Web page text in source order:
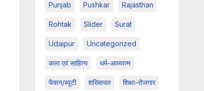
Punjab Pushkar Rajasthan
Rohtak Slider Surat
Udaipur Uncategorized
कला एवं साहित्य धर्म-आध्यात्म
फैशन/ब्यूटी शख्सियत शिक्षा-रोजगार